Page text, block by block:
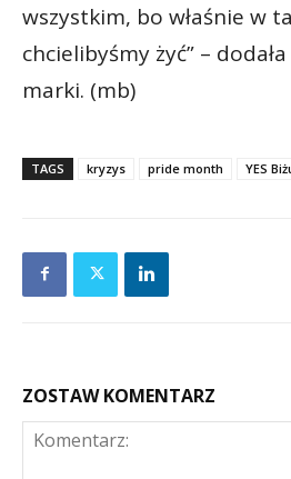
wszystkim, bo właśnie w
chcielibyśmy żyć” –
marki. (mb)
TAGS kryzys pride month YES
ZOSTAW KOMENTARZ